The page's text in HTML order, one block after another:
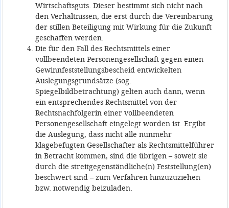
Wirtschaftsguts. Dieser bestimmt sich nicht nach
den Verhältnissen, die erst durch die Vereinbarung
der stillen Beteiligung mit Wirkung für die Zukunft
geschaffen werden.
Die für den Fall des Rechtsmittels einer
vollbeendeten Personengesellschaft gegen einen
Gewinnfeststellungsbescheid entwickelten
Auslegungsgrundsätze (sog.
Spiegelbildbetrachtung) gelten auch dann, wenn
ein entsprechendes Rechtsmittel von der
Rechtsnachfolgerin einer vollbeendeten
Personengesellschaft eingelegt worden ist. Ergibt
die Auslegung, dass nicht alle nunmehr
klagebefugten Gesellschafter als Rechtsmittelführer
in Betracht kommen, sind die übrigen – soweit sie
durch die streitgegenständliche(n) Feststellung(en)
beschwert sind – zum Verfahren hinzuzuziehen
bzw. notwendig beizuladen.